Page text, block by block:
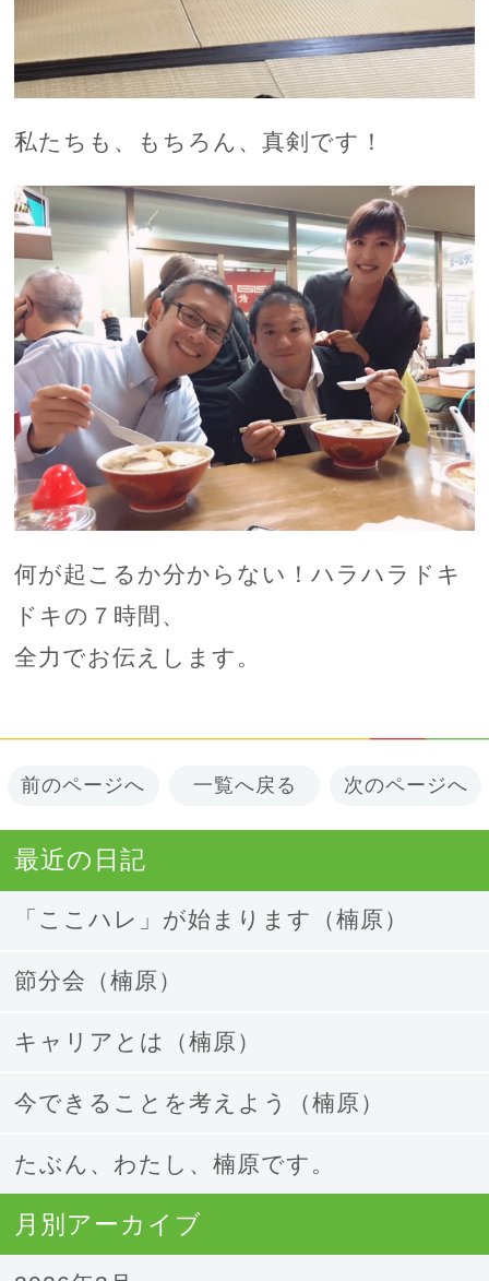
私たちも、もちろん、真剣です！
何が起こるか分からない！ハラハラドキ
ドキの７時間、
全力でお伝えします。
前のページへ 一覧へ戻る 次のページへ
最近の日記
「ここハレ」が始まります（楠原）
節分会（楠原）
キャリアとは（楠原）
今できることを考えよう（楠原）
たぶん、わたし、楠原です。
月別アーカイブ